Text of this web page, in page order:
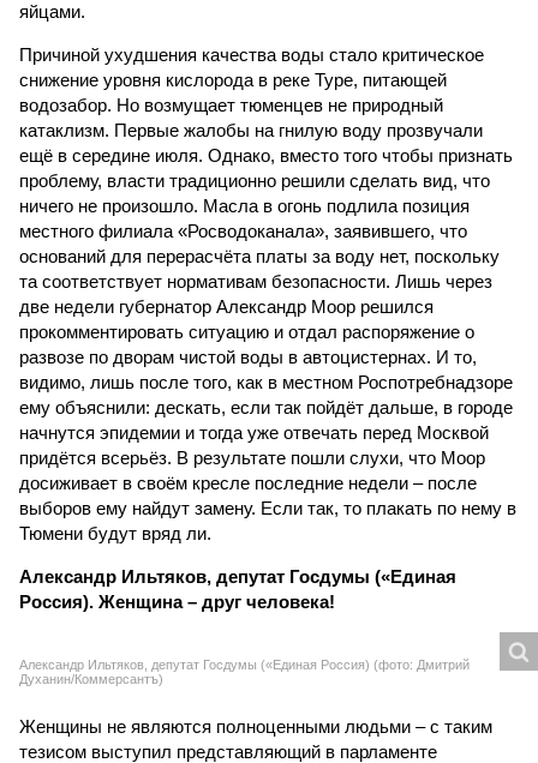
нельзя не то что пить, даже для стирки использовать не
яйцами.
Причиной ухудшения качества воды стало критическое
снижение уровня кислорода в реке Туре, питающей
водозабор. Но возмущает тюменцев не природный
катаклизм. Первые жалобы на гнилую воду прозвучали
ещё в середине июля. Однако, вместо того чтобы признать
проблему, власти традиционно решили сделать вид, что
ничего не произошло. Масла в огонь подлила позиция
местного филиала «Росводоканала», заявившего, что
оснований для перерасчёта платы за воду нет, поскольку
та соответствует нормативам безопасности. Лишь через
две недели губернатор Александр Моор решился
прокомментировать ситуацию и отдал распоряжение о
развозе по дворам чистой воды в автоцистернах. И то,
видимо, лишь после того, как в местном Роспотребнадзоре
ему объяснили: дескать, если так пойдёт дальше, в городе
начнутся эпидемии и тогда уже отвечать перед Москвой
придётся всерьёз. В результате пошли слухи, что Моор
досиживает в своём кресле последние недели – после
Тюмени будут вряд ли.
Александр Ильтяков, депутат Госдумы («Единая Россия) (фото: Дмитрий
Духанин/Коммерсантъ)